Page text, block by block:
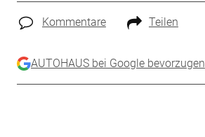
Kommentare Teilen
AUTOHAUS bei Google bevorzugen